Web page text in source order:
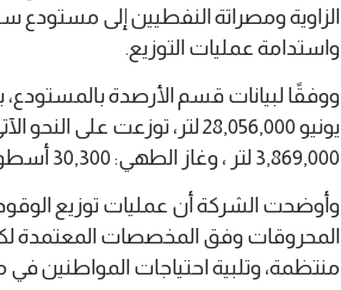
الزاوية ومصراتة النفطيين إلى
واستدامة عمليات التوزيع.
ووفقًا لبيانات قسم الأرصدة
3,869,000 لتر ، وغاز الطهي: 30,300 أسطوانة جرى توزيعها على الموزعين المعتمدين .
وأوضحت الشركة أن عمليات توزيع
المحروقات وفق المخصصات المعتمدة
منتظمة، وتلبية احتياجات المواطنين